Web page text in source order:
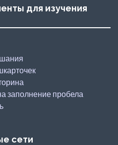
для изучения
заполнение пробела
сети